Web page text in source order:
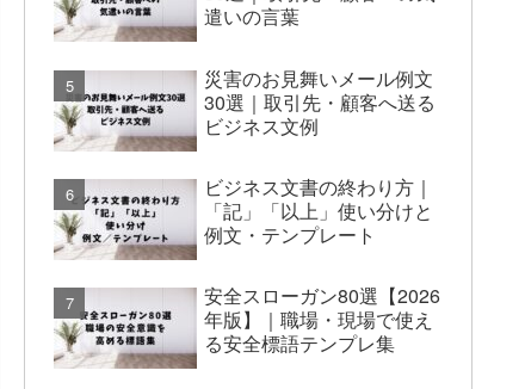
遣いの言葉
災害のお見舞いメール例文
30選｜取引先・顧客へ送る
ビジネス文例
ビジネス文書の終わり方｜
「記」「以上」使い分けと
例文・テンプレート
安全スローガン80選【2026
年版】｜職場・現場で使え
る安全標語テンプレ集